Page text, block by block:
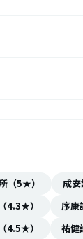
（5★） 成
4.3★） 序康
4.5★） 祐健